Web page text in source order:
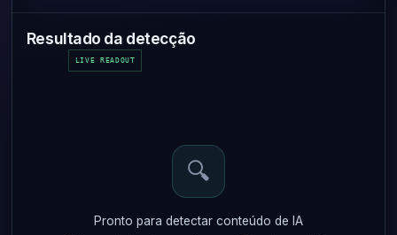
Resultado da detecção
LIVE READOUT
🔍
Pronto para detectar conteúdo de IA